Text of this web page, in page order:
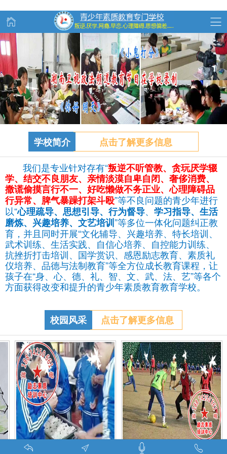
学校简介
点击了解更多信息
我们是专业针对存有“叛逆不听管教、 贪玩厌学辍
学、结交不良朋友、亲情淡漠自卑自闭、奢侈消费、
撒谎偷摸言行不一、好吃懒做不务正业、心理障碍品
行异常、脾气暴躁打架斗殴”等不良问题的青少年进行
以“心理疏导、思想引导、行为督导、 学习指导、生活
磨炼、兴趣培养、文艺培训”等多位一体化问题纠正教
育，并且同时开展“文化辅导、兴趣培养、特长培训、
武术训练、生活实践、自信心培养、自控能力训练、
抗挫折打击培训、国学赏识、感恩励志教育、素质礼
仪培养、品德与法制教育”等全方位成长教育课程，让
孩子在“身、心、德、礼、智、文、武、法、艺”等各个
方面获得改变和提升的青少年素质教育教育学校。
校园风采 点击了解更多信息